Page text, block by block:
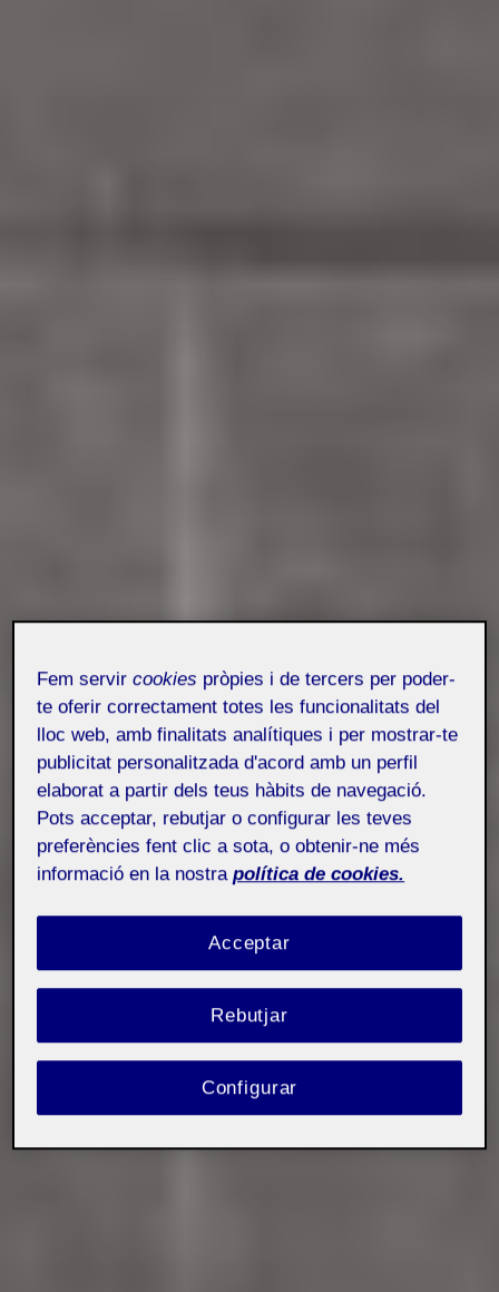
Fem servircookies pròpies i de tercers per poder-
te oferir correctament totes les funcionalitats del
lloc web, amb finalitats analítiques i per mostrar-te
publicitat personalitzada d'acord amb un perfil
elaborat a partir dels teus hàbits de navegació.
Pots acceptar, rebutjar o configurar les teves
preferències fent clic a sota, o obtenir-ne més
informació en la nostra política de cookies.
Rebutjar
Acceptar
Configurar